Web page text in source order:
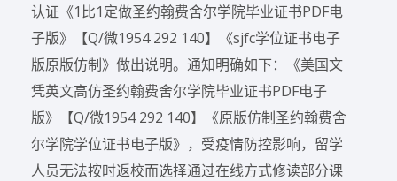
认证《1比1定做圣约翰费舍尔学院毕业证书PDF电
子版》【Q/微1954 292 140】《sjfc学位证书电子
版原版仿制》做出说明。通知明确如下：《美国文
凭英文高仿圣约翰费舍尔学院毕业证书PDF电子
版》【Q/微1954 292 140】《原版仿制圣约翰费舍
尔学院学位证书电子版》，受疫情防控影响，留学
人员无法按时返校而选择通过在线方式修读部分课